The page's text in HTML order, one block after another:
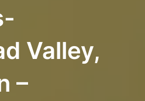
Valley,
–